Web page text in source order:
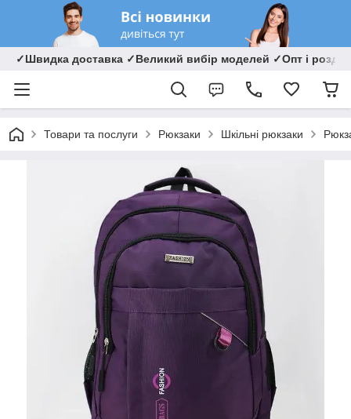
✓Швидка доставка ✓Великий вибір моделей ✓Опт і
Товари та послуги Рюкзаки Шкільні рюкзаки